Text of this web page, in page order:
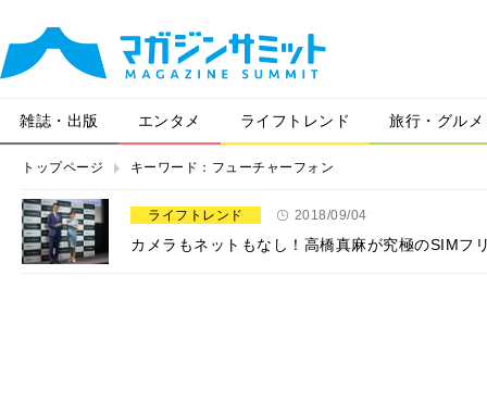
雑誌・出版 エンタメ ライフトレンド 旅行・グルメ
トップページ キーワード：フューチャーフォン
ライフトレンド 2018/09/04
カメラもネットもなし！高橋真麻が究極のSIMフ